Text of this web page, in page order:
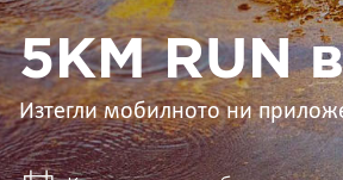
5KM RUN
Изтегли мобилното ни